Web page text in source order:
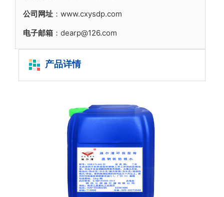
公司网址 ：www.cxysdp.com
电子邮箱 ：dearp@126.com
产品详情